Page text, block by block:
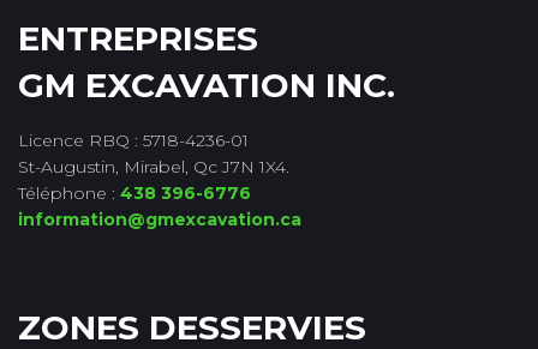
ENTREPRISES
GM EXCAVATION INC.
Licence RBQ : 5718-4236-01
St-Augustin, Mirabel, Qc J7N 1X4.
Téléphone : 438 396-6776
information@gmexcavation.ca
ZONES DESSERVIES